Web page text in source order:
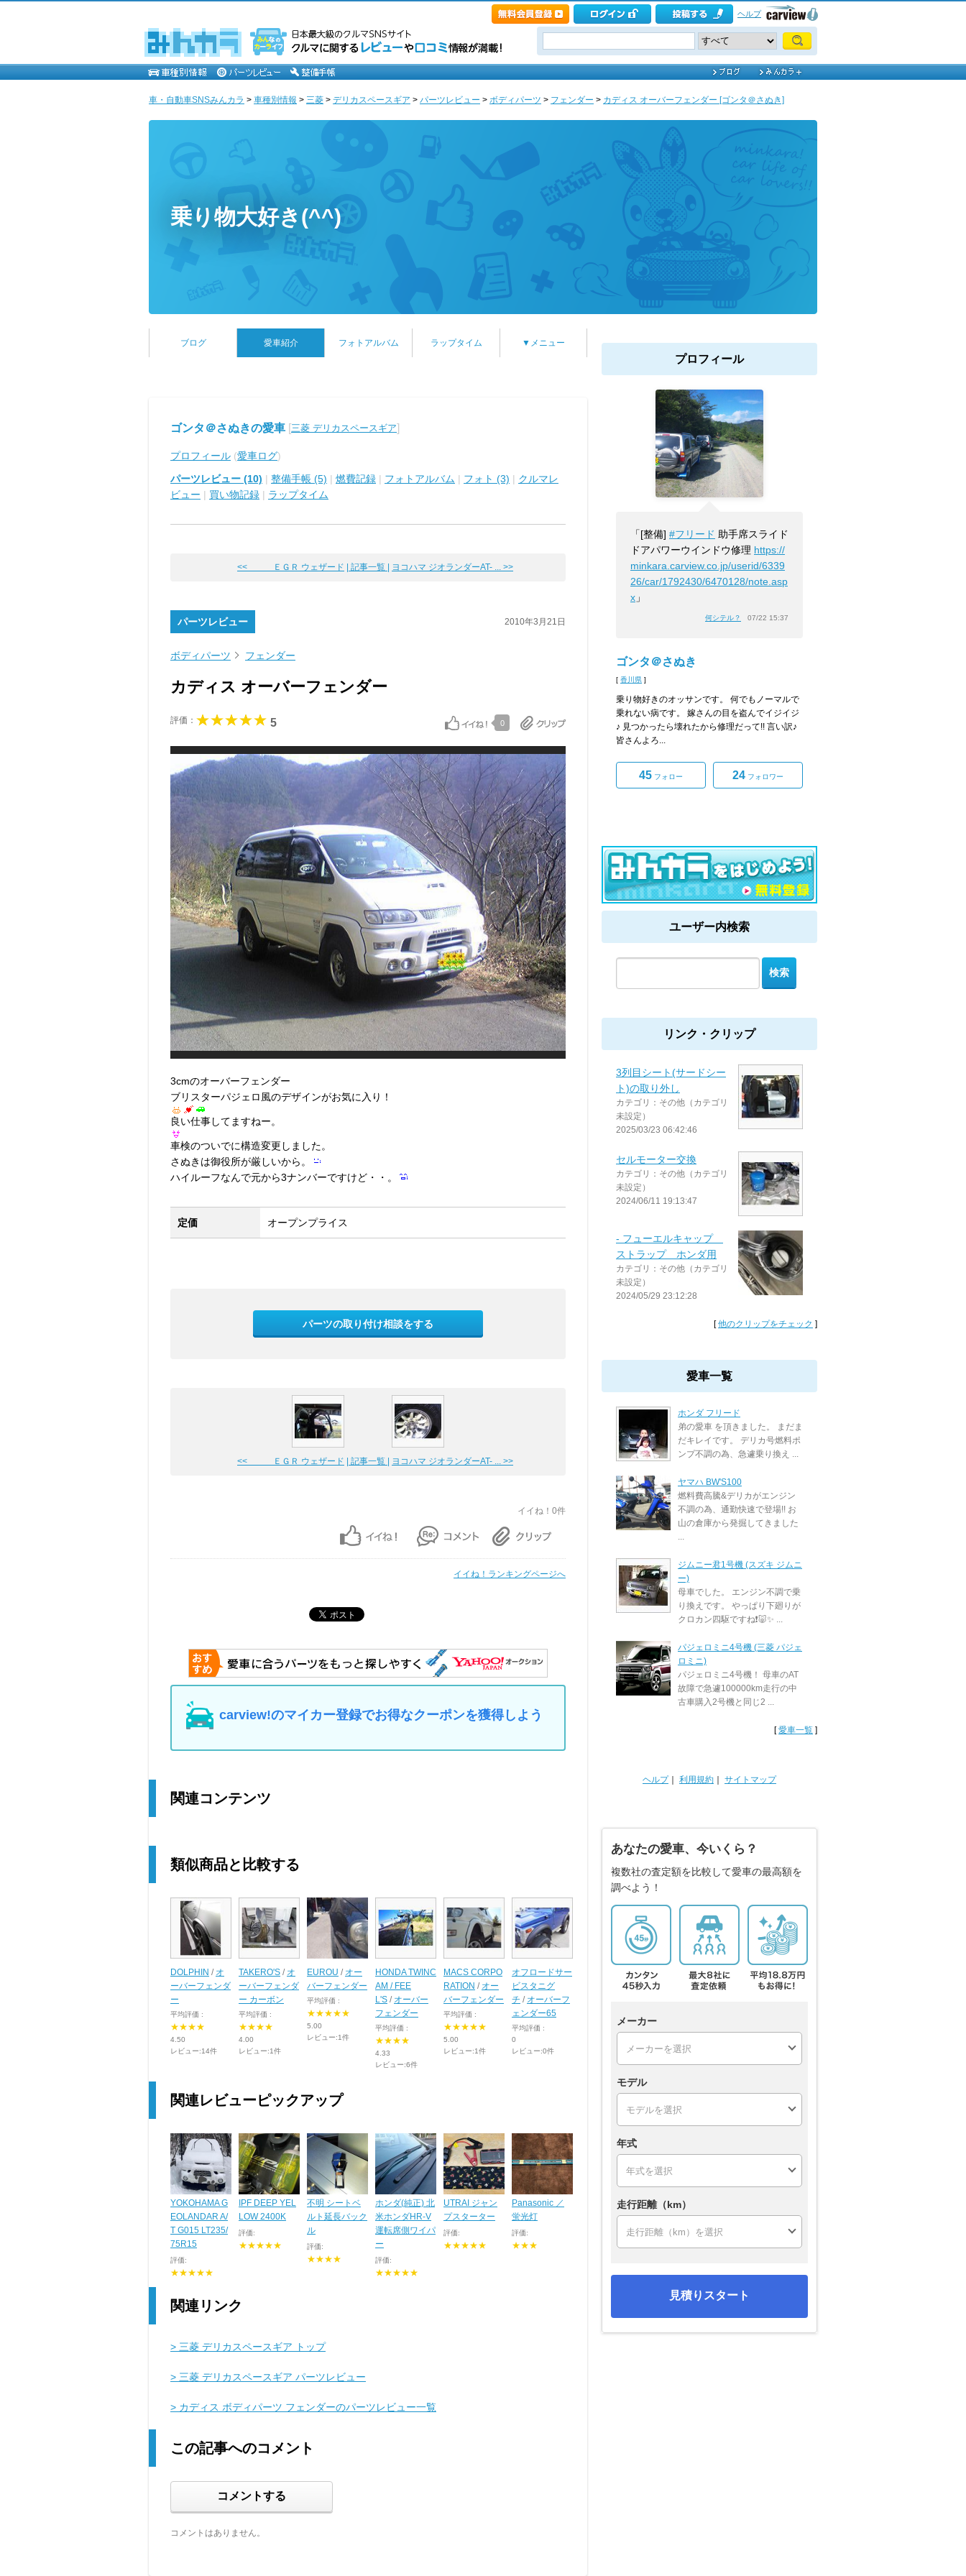
ヘルプ
車・自動車SNSみんカラ > 車種別情報 > 三菱 > デリカスペースギア > パーツレビュー > ボディパーツ > フェンダー > カディス オーバーフェンダー [ゴンタ＠さぬき]
乗り物大好き(^^)
ブログ 愛車紹介 フォトアルバム ラップタイム ▼メニュー
ゴンタ＠さぬきの愛車 [三菱 デリカスペースギア]
プロフィール (愛車ログ)
パーツレビュー (10) | 整備手帳 (5) | 燃費記録 | フォトアルバム | フォト (3) | クルマレ
ビュー | 買い物記録 | ラップタイム
<< ＥＧＲ ウェザード | 記事一覧 | ヨコハマ ジオランダーAT- ... >>
パーツレビュー 2010年3月21日
ボディパーツ フェンダー
カディス オーバーフェンダー
評価： 5 0
3cmのオーバーフェンダー
ブリスターパジェロ風のデザインがお気に入り！
良い仕事してますねー。
車検のついでに構造変更しました。
さぬきは御役所が厳しいから。
ハイルーフなんで元から3ナンバーですけど・・。
定価 オープンプライス
パーツの取り付け相談をする
<< ＥＧＲ ウェザード | 記事一覧 | ヨコハマ ジオランダーAT- ... >>
イイね！0件
イイね！ランキングページへ
carview!のマイカー登録でお得なクーポンを獲得しよう
関連コンテンツ
類似商品と比較する
DOLPHIN / オ
ーバーフェンダ
ー
平均評価 :
★★★★
4.50
レビュー:14件
TAKERO'S / オ
ーバーフェンダ
ー カーボン
平均評価 :
★★★★
4.00
レビュー:1件
EUROU / オー
バーフェンダー
平均評価 :
★★★★★
5.00
レビュー:1件
HONDA TWINC
AM / FEE
L'S / オーバー
フェンダー
平均評価 :
★★★★
4.33
レビュー:6件
MACS CORPO
RATION / オー
バーフェンダー
平均評価 :
★★★★★
5.00
レビュー:1件
オフロードサー
ビスタニグ
チ / オーバーフ
ェンダー65
平均評価 :
0
レビュー:0件
関連レビューピックアップ
YOKOHAMA G
EOLANDAR A/
T G015 LT235/
75R15
評価:
★★★★★
IPF DEEP YEL
LOW 2400K
評価:
★★★★★
不明 シートベ
ルト延長バック
ル
評価:
★★★★
ホンダ(純正) 北
米ホンダHR-V
運転席側ワイパ
ー
評価:
★★★★★
UTRAI ジャン
プスターター
評価:
★★★★★
Panasonic ／
蛍光灯
評価:
★★★
関連リンク
> 三菱 デリカスペースギア トップ
> 三菱 デリカスペースギア パーツレビュー
> カディス ボディパーツ フェンダーのパーツレビュー一覧
この記事へのコメント
コメントする
コメントはありません。
プロフィール
「[整備] #フリード 助手席スライド
ドアパワーウインドウ修理 https://
minkara.carview.co.jp/userid/6339
26/car/1792430/6470128/note.asp
x 」
何シテル？ 07/22 15:37
ゴンタ＠さぬき
[ 香川県 ]
乗り物好きのオッサンです。 何でもノーマルで
乗れない病です。 嫁さんの目を盗んでイジイジ
♪ 見つかったら壊れたから修理だって!! 言い訳♪
皆さんよろ...
45 フォロー 24 フォロワー
ユーザー内検索
リンク・クリップ
3列目シート(サードシー
ト)の取り外し
カテゴリ：その他（カテゴリ
未設定）
2025/03/23 06:42:46
セルモーター交換
カテゴリ：その他（カテゴリ
未設定）
2024/06/11 19:13:47
- フューエルキャップ
ストラップ ホンダ用
カテゴリ：その他（カテゴリ
未設定）
2024/05/29 23:12:28
[他のクリップをチェック ]
愛車一覧
ホンダ フリード
弟の愛車 を頂きました。 まだま
だキレイです。 デリカ号燃料ポ
ンプ不調の為、急遽乗り換え ...
ヤマハ BW'S100
燃料費高騰&デリカがエンジン
不調の為、通勤快速で登場!! お
山の倉庫から発掘してきました
...
ジムニー君1号機 (スズキ ジムニ
ー)
母車でした。 エンジン不調で乗
り換えです。 やっぱり下廻りが
クロカン四駆ですね❗️🐷✨ ...
パジェロミニ4号機 (三菱 パジェ
ロミニ)
パジェロミニ4号機！ 母車のAT
故障で急遽100000km走行の中
古車購入2号機と同じ2 ...
[愛車一覧 ]
ヘルプ｜ 利用規約 サイトマップ
あなたの愛車、今いくら？
複数社の査定額を比較して愛車の最高額を
調べよう！
メーカー
モデル
年式
走行距離（km）
見積りスタート